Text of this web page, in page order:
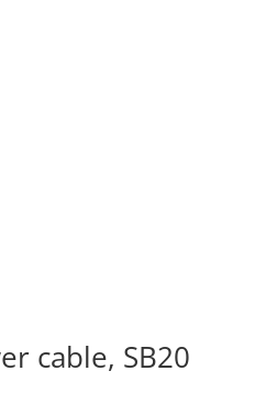
cable, SB20